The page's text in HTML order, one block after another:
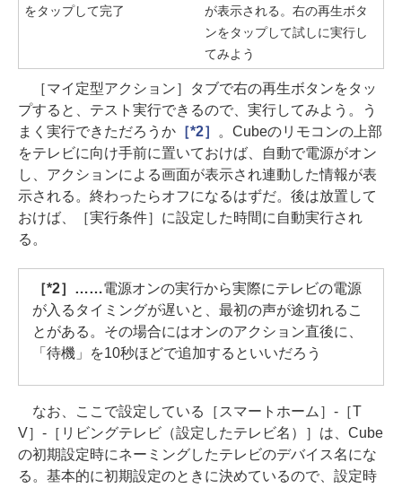
をタップして完了
が表示される。右の再生ボタ
ンをタップして試しに実行し
てみよう
［マイ定型アクション］タブで右の再生ボタンをタッ
プすると、テスト実行できるので、実行してみよう。う
まく実行できただろうか［*2］
。Cubeのリモコンの上部
をテレビに向け手前に置いておけば、自動で電源がオン
し、アクションによる画面が表示され連動した情報が表
示される。終わったらオフになるはずだ。後は放置して
おけば、［実行条件］に設定した時間に自動実行され
る。
［*2］……電源オンの実行から実際にテレビの電源
が入るタイミングが遅いと、最初の声が途切れるこ
とがある。その場合にはオンのアクション直後に、
「待機」を10秒ほどで追加するといいだろう
なお、ここで設定している［スマートホーム］-［T
V］-［リビングテレビ（設定したテレビ名）］は、Cube
の初期設定時にネーミングしたテレビのデバイス名にな
る。基本的に初期設定のときに決めているので、設定時